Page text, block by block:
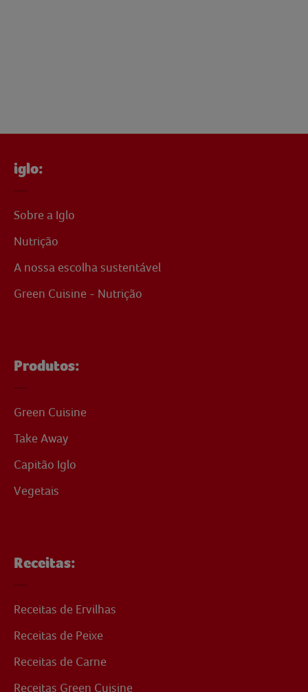
iglo:
Sobre a Iglo
Nutrição
A nossa escolha sustentável
Green Cuisine - Nutrição
Produtos:
Green Cuisine
Take Away
Capitão Iglo
Vegetais
Receitas:
Receitas de Ervilhas
Receitas de Peixe
Receitas de Carne
Receitas Green Cuisine